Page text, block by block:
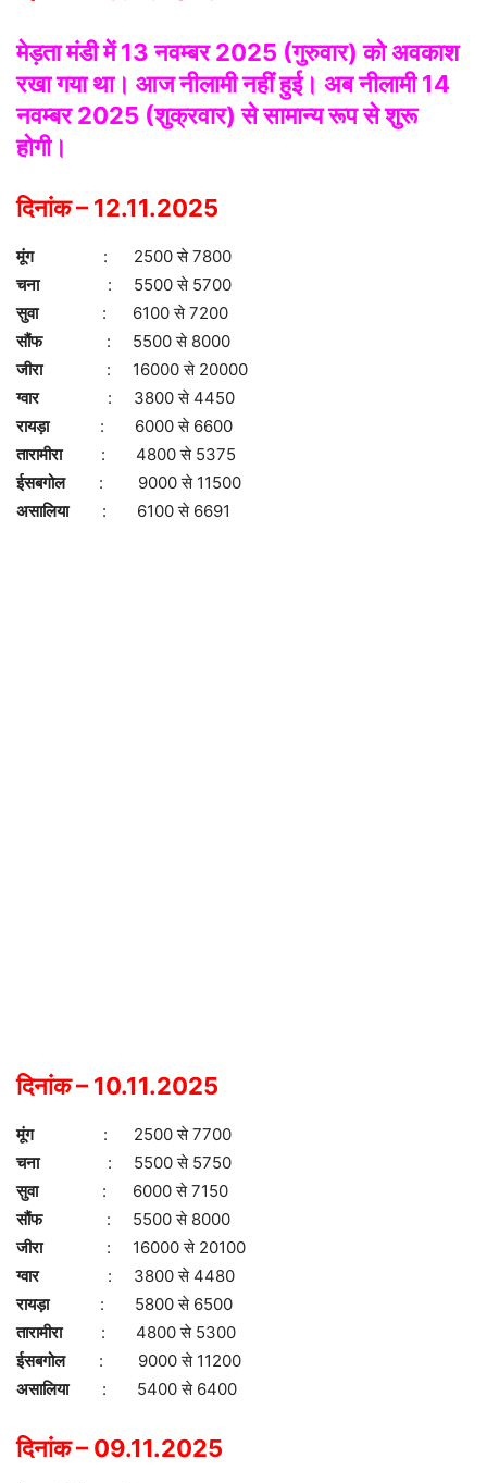
मेड़ता मंडीमें 13 नवम्बर 2025 (गुरुवार) को अवकाश
रखा गया था। आज नीलामी नहीं हुई। अब नीलामी 14
नवम्बर 2025 (शुक्रवार) से सामान्य रूप से शुरू
होगी।
दिनांक – 12.11.2025
मूंग: 2500 से 7800
चना : 5500 से 5700
सुवा : 6100 से 7200
सौंफ
: 5500 से 8000
जीरा : 16000 से 20000
ग्वार
: 3800 से 4450
रायड़ा : 6000 से 6600
तारामीरा: 4800 से 5375
ईसबगोल
: 9000 से 11500
असालिया : 6100 से 6691
दिनांक – 10.11.2025
मूंग: 2500 से 7700
चना : 5500 से 5750
सुवा : 6000 से 7150
सौंफ
: 5500 से 8000
जीरा : 16000 से 20100
ग्वार
: 3800 से 4480
रायड़ा : 5800 से 6500
तारामीरा: 4800 से 5300
ईसबगोल
: 9000 से 11200
असालिया : 5400 से 6400
दिनांक – 09.11.2025